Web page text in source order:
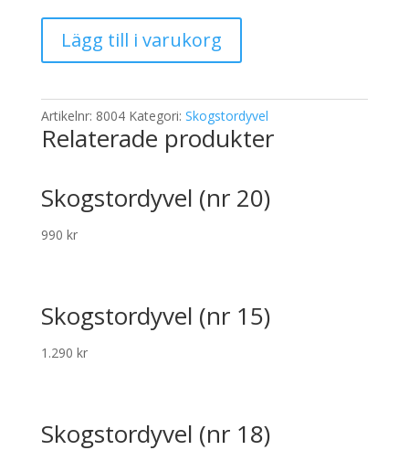
04)
Lägg till i varukorg
Artikelnr: 8004 Kategori: Skogstordyvel
Relaterade produkter
Skogstordyvel (nr 20)
990 kr
Skogstordyvel (nr 15)
1.290 kr
Skogstordyvel (nr 18)